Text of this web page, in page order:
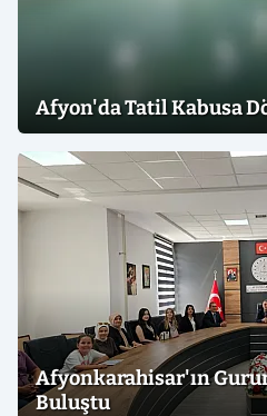
Afyon'da Tatil Kabusa
Afyonkarahisar'ın
Buluştu